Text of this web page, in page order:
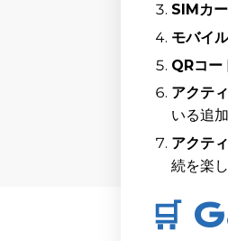
SIMカ
モバイ
QRコー
アクテ
いる追
アクテ
続を楽
🛒